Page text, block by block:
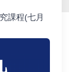
課程(七月